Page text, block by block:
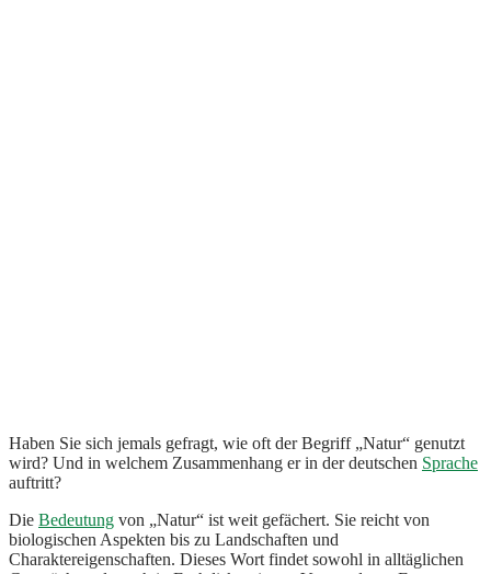
Haben Sie sich jemals gefragt, wie oft der Begriff „Natur“ genutzt
wird? Und in welchem Zusammenhang er in der deutschen Sprache
auftritt?
Die Bedeutung von „Natur“ ist weit gefächert. Sie reicht von
biologischen Aspekten bis zu Landschaften und
Charaktereigenschaften. Dieses Wort findet sowohl in alltäglichen